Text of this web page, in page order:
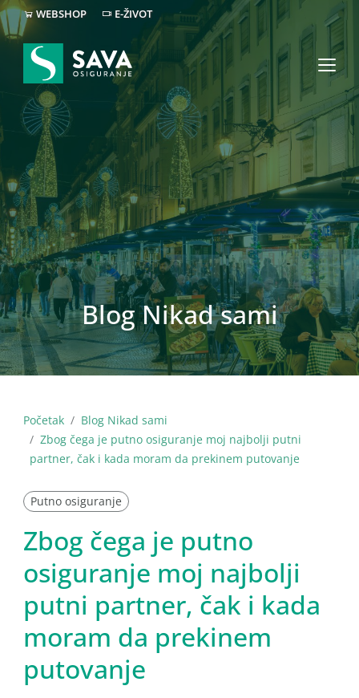
WEBSHOP E-ŽIVOT
Blog Nikad sami
Početak
Blog Nikad sami
Zbog čega je putno osiguranje moj najbolji putni
partner, čak i kada moram da prekinem putovanje
Putno osiguranje
Zbog čega je putno
osiguranje moj najbolji
putni partner, čak i kada
moram da prekinem
putovanje